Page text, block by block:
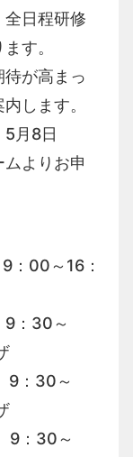
全日程研修
す。
が高まっ
します。
5月8日
ムよりお申
：00～16：
：30～
9：30～
9：30～